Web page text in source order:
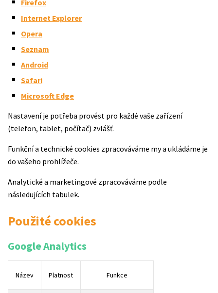
Firefox
Internet Explorer
Opera
Seznam
Android
Safari
Microsoft Edge
Nastavení je potřeba provést pro každé vaše zařízení
(telefon, tablet, počítač) zvlášť.
Funkční a technické cookies zpracováváme my a ukládáme je
do vašeho prohlížeče.
Analytické a marketingové zpracováváme podle
následujících tabulek.
Použité cookies
Google Analytics
Název Platnost Funkce